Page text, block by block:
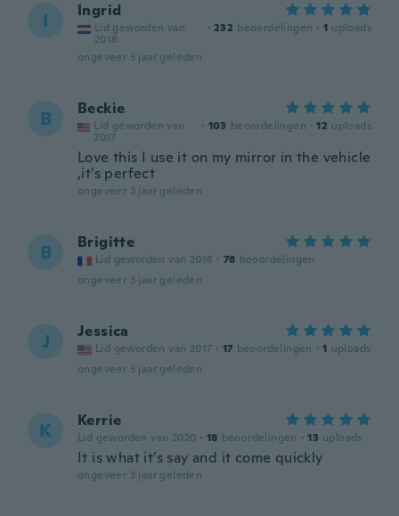
I Ingrid
Lid geworden van
2018
· 232 beoordelingen · 1 uploads
ongeveer 3 jaar geleden
B Beckie
Lid geworden van
2017
· 103 beoordelingen · 12 uploads
Love this I use it on my mirror in the vehicle
,it's perfect
ongeveer 3 jaar geleden
B Brigitte
Lid geworden van 2018 · 78 beoordelingen
ongeveer 3 jaar geleden
J Jessica
Lid geworden van 2017 · 17 beoordelingen · 1 uploads
ongeveer 3 jaar geleden
K Kerrie
Lid geworden van 2020 · 18 beoordelingen · 13 uploads
It is what it’s say and it come quickly
ongeveer 3 jaar geleden